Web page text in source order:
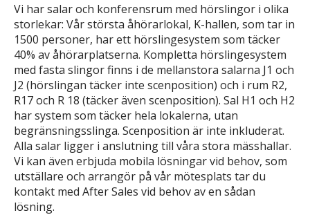
Vi har salar och konferensrum med hörslingor i olika
storlekar: Vår största åhörarlokal, K-hallen, som tar in
1500 personer, har ett hörslingesystem som täcker
40% av åhörarplatserna. Kompletta hörslingesystem
med fasta slingor finns i de mellanstora salarna J1 och
J2 (hörslingan täcker inte scenposition) och i rum R2,
R17 och R 18 (täcker även scenposition). Sal H1 och H2
har system som täcker hela lokalerna, utan
begränsningsslinga. Scenposition är inte inkluderat.
Alla salar ligger i anslutning till våra stora mässhallar.
Vi kan även erbjuda mobila lösningar vid behov, som
utställare och arrangör på vår mötesplats tar du
kontakt med After Sales vid behov av en sådan
lösning.